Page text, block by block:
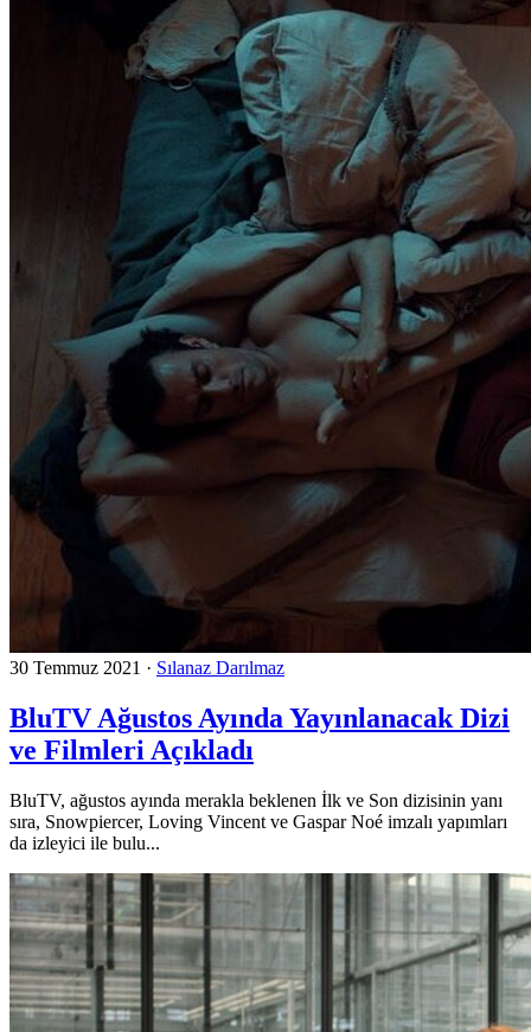
30 Temmuz 2021 · Sılanaz Darılmaz
BluTV Ağustos Ayında Yayınlanacak Dizi
ve Filmleri Açıkladı
BluTV, ağustos ayında merakla beklenen İlk ve Son dizisinin yanı
sıra, Snowpiercer, Loving Vincent ve Gaspar Noé imzalı yapımları
da izleyici ile bulu...